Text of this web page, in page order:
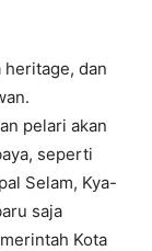
heritage, dan
pelari akan
seperti
Selam, Kya-
saja
Kota